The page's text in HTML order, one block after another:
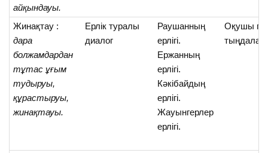
айқындауы.
Жинақтау :
дара
болжамдардан
тұтас ұғым
тудыруы,
құрастыруы,
жинақтауы.
Ерлік туралы
диалог
Раушанның
ерлігі.
Ержанның
ерлігі.
Кәкібайдың
ерлігі.
Жауынгерлер
ерлігі.
Оқушы